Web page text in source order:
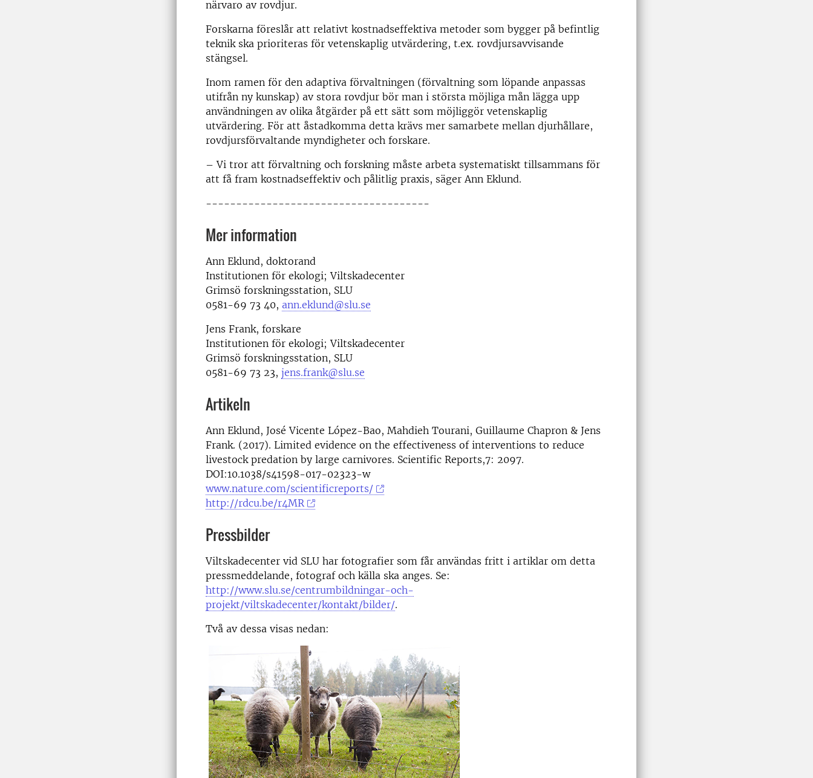
närvaro av rovdjur.
Forskarna föreslår att relativt kostnadseffektiva metoder som bygger på befintlig
teknik ska prioriteras för vetenskaplig utvärdering, t.ex. rovdjursavvisande
stängsel.
Inom ramen för den adaptiva förvaltningen (förvaltning som löpande anpassas
utifrån ny kunskap) av stora rovdjur bör man i största möjliga mån lägga upp
användningen av olika åtgärder på ett sätt som möjliggör vetenskaplig
utvärdering. För att åstadkomma detta krävs mer samarbete mellan djurhållare,
rovdjursförvaltande myndigheter och forskare.
– Vi tror att förvaltning och forskning måste arbeta systematiskt tillsammans för
att få fram kostnadseffektiv och pålitlig praxis, säger Ann Eklund.
-------------------------------------
Mer information
Ann Eklund, doktorand
Institutionen för ekologi; Viltskadecenter
Grimsö forskningsstation, SLU
0581-69 73 40, ann.eklund@slu.se
Jens Frank, forskare
Institutionen för ekologi; Viltskadecenter
Grimsö forskningsstation, SLU
0581-69 73 23, jens.frank@slu.se
Artikeln
Ann Eklund, José Vicente López-Bao, Mahdieh Tourani, Guillaume Chapron & Jens
Frank. (2017). Limited evidence on the effectiveness of interventions to reduce
livestock predation by large carnivores. Scientific Reports,7: 2097.
DOI:10.1038/s41598-017-02323-w
www.nature.com/scientificreports/
http://rdcu.be/r4MR
Pressbilder
Viltskadecenter vid SLU har fotografier som får användas fritt i artiklar om detta
pressmeddelande, fotograf och källa ska anges. Se:
http://www.slu.se/centrumbildningar-och-
projekt/viltskadecenter/kontakt/bilder/.
Två av dessa visas nedan: